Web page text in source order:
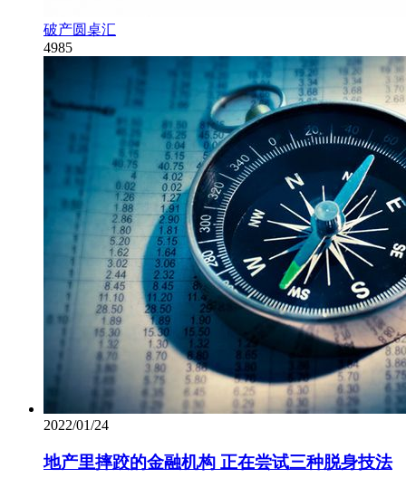
破产圆桌汇
4985
2022/01/24
地产里摔跤的金融机构 正在尝试三种脱身技法